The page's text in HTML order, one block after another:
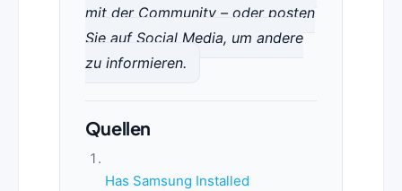
mit der Community – oder posten
Sie auf Social Media, um andere
zu informieren.
Quellen
Has Samsung Installed